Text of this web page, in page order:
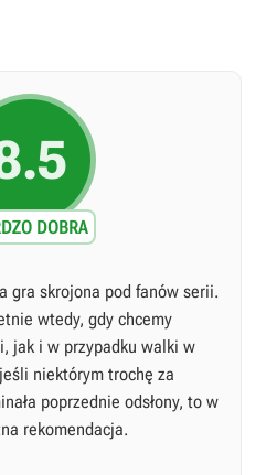
DOBRA
gra skrojona pod fanów serii.
wtedy, gdy chcemy
jak i w przypadku walki w
niektórym trochę za
poprzednie odsłony, to w
rekomendacja.